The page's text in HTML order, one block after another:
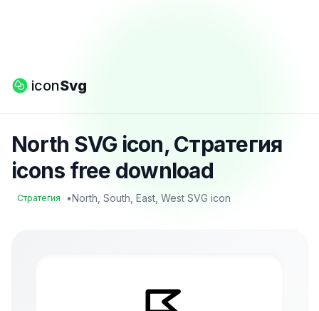
iconSvg
North SVG icon, Стратегия
icons free download
Стратегия •North, South, East, West SVG icon